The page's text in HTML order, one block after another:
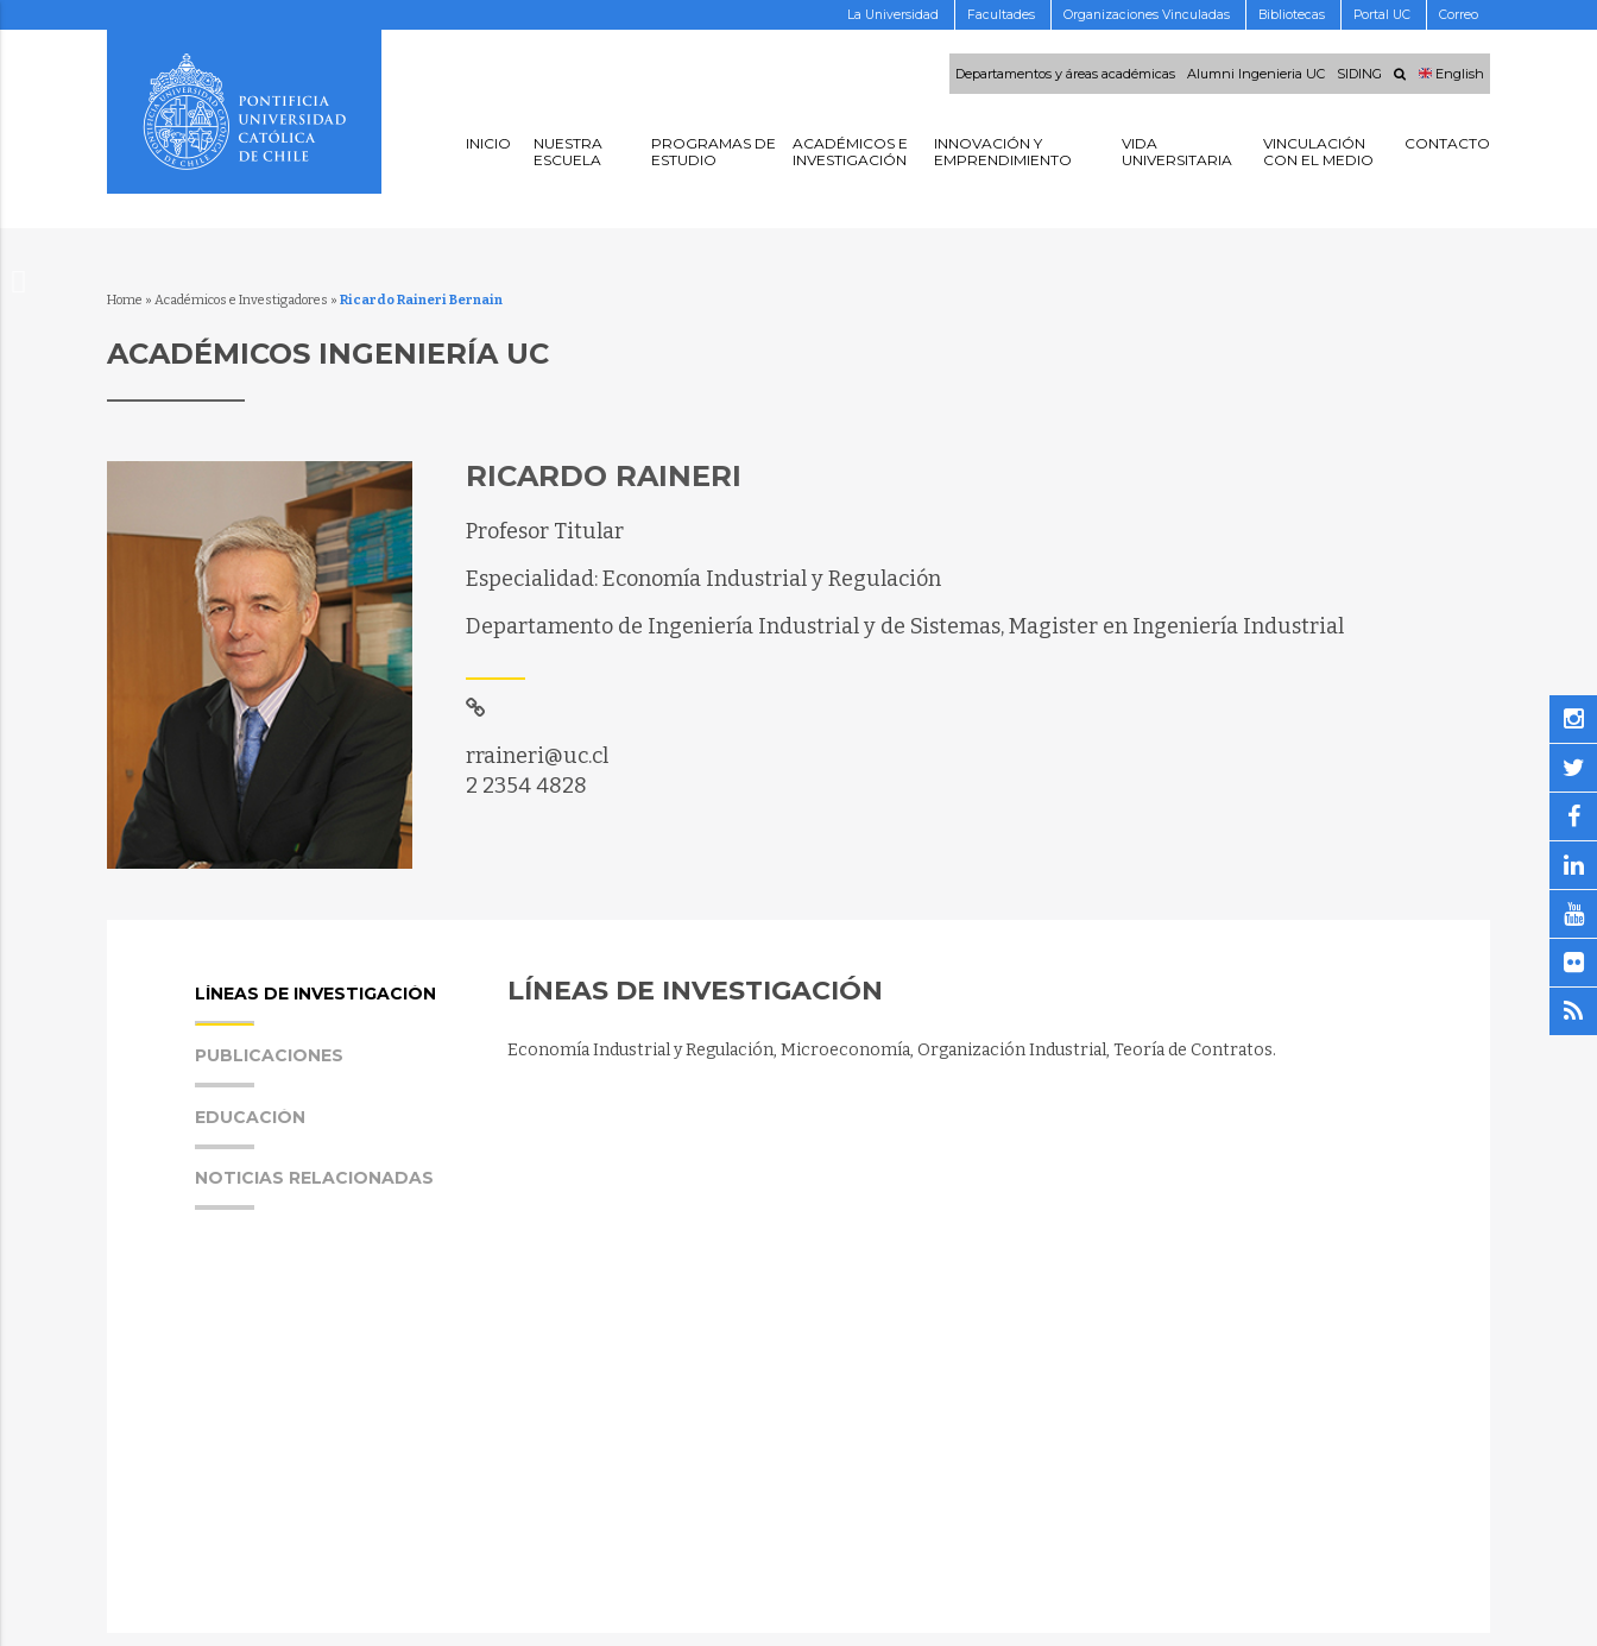
La Universidad Facultades Organizaciones Vinculadas Bibliotecas Portal UC Correo
Departamentos y áreas académicas Alumni Ingenieria UC SIDING English
INICIO
NUESTRA
ESCUELA
PROGRAMAS DE
ESTUDIO
ACADÉMICOS E
INVESTIGACIÓN
INNOVACIÓN Y
EMPRENDIMIENTO
VIDA
UNIVERSITARIA
VINCULACIÓN
CON EL MEDIO
CONTACTO
Home » Académicos e Investigadores » Ricardo Raineri Bernain
ACADÉMICOS INGENIERÍA UC
RICARDO RAINERI
Profesor Titular
Especialidad: Economía Industrial y Regulación
Departamento de Ingeniería Industrial y de Sistemas, Magister en Ingeniería Industrial
rraineri@uc.cl
2 2354 4828
LÍNEAS DE INVESTIGACIÓN
PUBLICACIONES
EDUCACIÓN
NOTICIAS RELACIONADAS
LÍNEAS DE INVESTIGACIÓN
Economía Industrial y Regulación, Microeconomía, Organización Industrial, Teoría de Contratos.